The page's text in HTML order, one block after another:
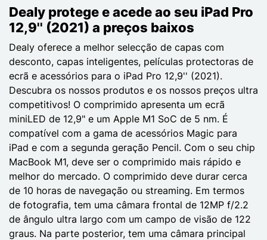
Dealy protege e acede ao seu iPad Pro
12,9'' (2021) a preços baixos
Dealy oferece a melhor selecção de capas com
desconto, capas inteligentes, películas protectoras de
ecrã e acessórios para o iPad Pro 12,9'' (2021).
Descubra os nossos produtos e os nossos preços ultra
competitivos! O comprimido apresenta um ecrã
miniLED de 12,9" e um Apple M1 SoC de 5 nm. É
compatível com a gama de acessórios Magic para
iPad e com a segunda geração Pencil. Com o seu chip
MacBook M1, deve ser o comprimido mais rápido e
melhor do mercado. O comprimido deve durar cerca
de 10 horas de navegação ou streaming. Em termos
de fotografia, tem uma câmara frontal de 12MP f/2.2
de ângulo ultra largo com um campo de visão de 122
graus. Na parte posterior, tem uma câmara principal